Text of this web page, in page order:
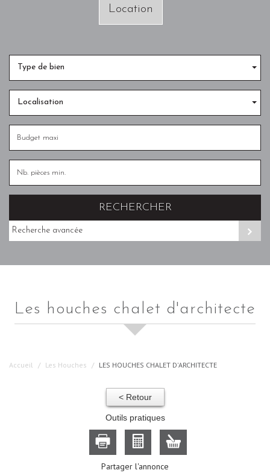
Location
Type de bien
Localisation
RECHERCHER
Recherche avancée
les houches chalet d'architecte
Accueil Les Houches LES HOUCHES CHALET D'ARCHITECTE
< Retour
Outils pratiques
Partager l'annonce